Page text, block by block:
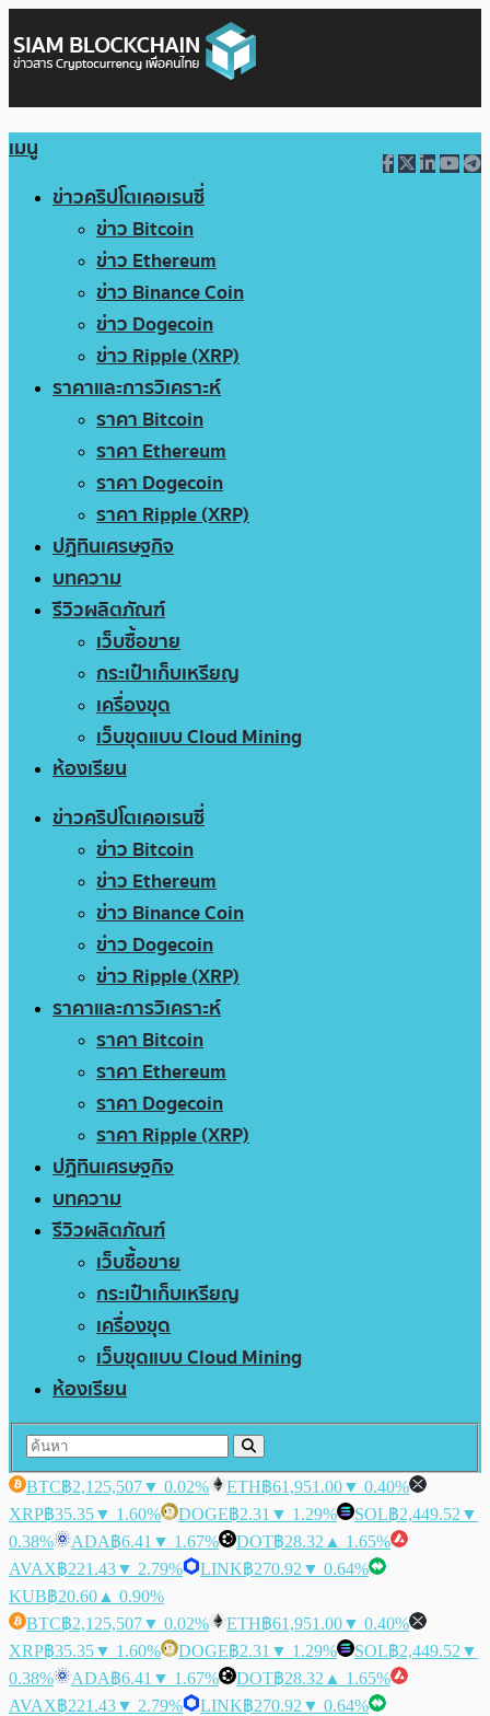
เมนู
ข่าวคริปโตเคอเรนซี่
ข่าว Bitcoin
ข่าว Ethereum
ข่าว Binance Coin
ข่าว Dogecoin
ข่าว Ripple (XRP)
ราคาและการวิเคราะห์
ราคา Bitcoin
ราคา Ethereum
ราคา Dogecoin
ราคา Ripple (XRP)
ปฏิทินเศรษฐกิจ
บทความ
รีวิวผลิตภัณฑ์
เว็บซื้อขาย
กระเป๋าเก็บเหรียญ
เครื่องขุด
เว็บขุดแบบ Cloud Mining
ห้องเรียน
ข่าวคริปโตเคอเรนซี่
ข่าว Bitcoin
ข่าว Ethereum
ข่าว Binance Coin
ข่าว Dogecoin
ข่าว Ripple (XRP)
ราคาและการวิเคราะห์
ราคา Bitcoin
ราคา Ethereum
ราคา Dogecoin
ราคา Ripple (XRP)
ปฏิทินเศรษฐกิจ
บทความ
รีวิวผลิตภัณฑ์
เว็บซื้อขาย
กระเป๋าเก็บเหรียญ
เครื่องขุด
เว็บขุดแบบ Cloud Mining
ห้องเรียน
BTC฿2,125,507▼ 0.02% ETH฿61,951.00▼ 0.40%
XRP฿35.35▼ 1.60% DOGE฿2.31 ▼ 1.29% SOL฿2,449.52 ▼
0.38%
ADA฿6.41 ▼ 1.67% DOT฿28.32 ▲ 1.65%
AVAX฿221.43▼ 2.79% LINK฿270.92 ▼ 0.64%
KUB฿20.60 ▲ 0.90%
BTC฿2,125,507▼ 0.02% ETH฿61,951.00▼ 0.40%
XRP฿35.35▼ 1.60% DOGE฿2.31 ▼ 1.29% SOL฿2,449.52 ▼
0.38%
ADA฿6.41 ▼ 1.67% DOT฿28.32 ▲ 1.65%
AVAX฿221.43▼ 2.79% LINK฿270.92 ▼ 0.64%